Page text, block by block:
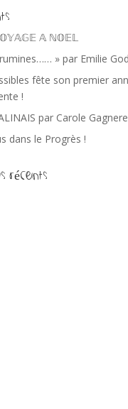
𝔸 ℕ𝕆𝔼𝕃
» par Emilie
fête son premier
!
par Carole
dans le Progrès !
récents